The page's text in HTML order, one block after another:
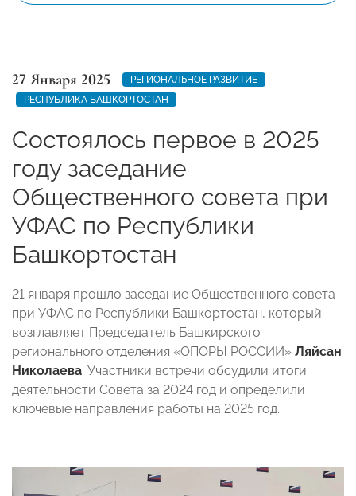
27 Января 2025
РЕГИОНАЛЬНОЕ РАЗВИТИЕ
РЕСПУБЛИКА БАШКОРТОСТАН
Состоялось первое в 2025
году заседание
Общественного совета при
УФАС по Республики
Башкортостан
21 января прошло заседание Общественного совета
при УФАС по Республики Башкортостан, который
возглавляет Председатель Башкирского
регионального отделения «ОПОРЫ РОССИИ» Ляйсан
Николаева. Участники встречи обсудили итоги
деятельности Совета за 2024 год и определили
ключевые направления работы на 2025 год.